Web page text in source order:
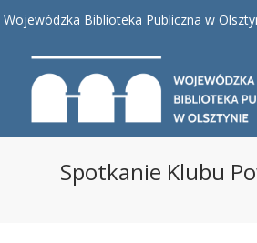
Wojewódzka Biblioteka Publiczna w
Spotkanie Klubu